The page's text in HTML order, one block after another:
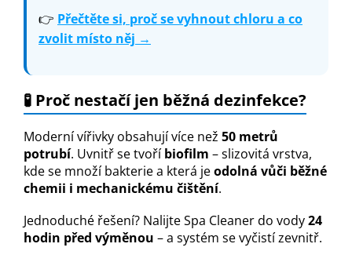
👉 Přečtěte si, proč se vyhnout chloru a co
zvolit místo něj →
🧪 Proč nestačí jen běžná dezinfekce?
Moderní vířivky obsahují více než 50 metrů
potrubí. Uvnitř se tvoříbiofilm – slizovitá vrstva,
kde se množí bakterie a která jeodolná vůči běžné
chemii i mechanickému čištění.
Jednoduché řešení? Nalijte Spa Cleaner do vody24
hodin před výměnou – a systém se vyčistí zevnitř.